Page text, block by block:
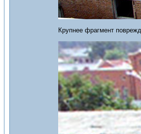
Крупнее фрагмент